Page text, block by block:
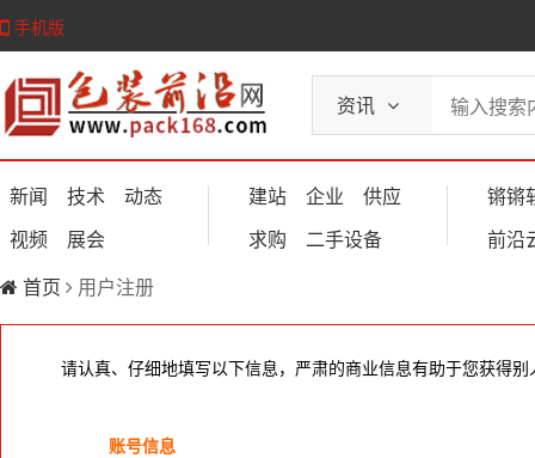
手机版
资讯
新闻 技术
动态
视频
展会
建站 企业
供应
求购
二手设备
锵锵
前沿
首页
用户注册
请认真、仔细地填写以下信息，严肃的商业信息有助于您获得
账号信息